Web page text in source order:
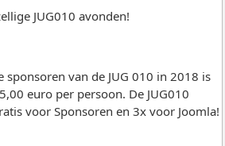
JUG010 avonden!
sponsoren van de JUG 010 in 2018 is
euro per persoon. De JUG010
voor Sponsoren en 3x voor Joomla!